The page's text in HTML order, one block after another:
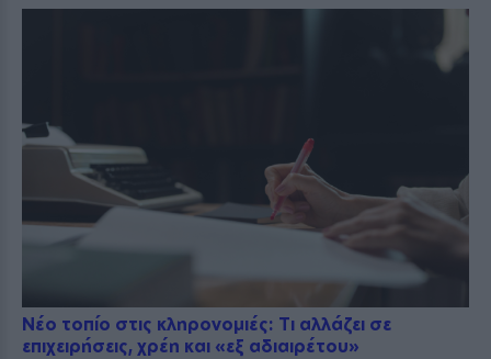
Νέο τοπίο στις κληρονομιές: Τι αλλάζει σε
επιχειρήσεις, χρέη και «εξ αδιαιρέτου»